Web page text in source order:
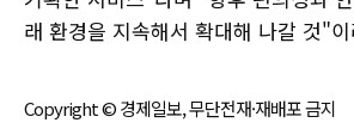
래 환경을 지속해서 확대해 나갈 것"
Copyright © 경제일보, 무단전재·재배포 금지